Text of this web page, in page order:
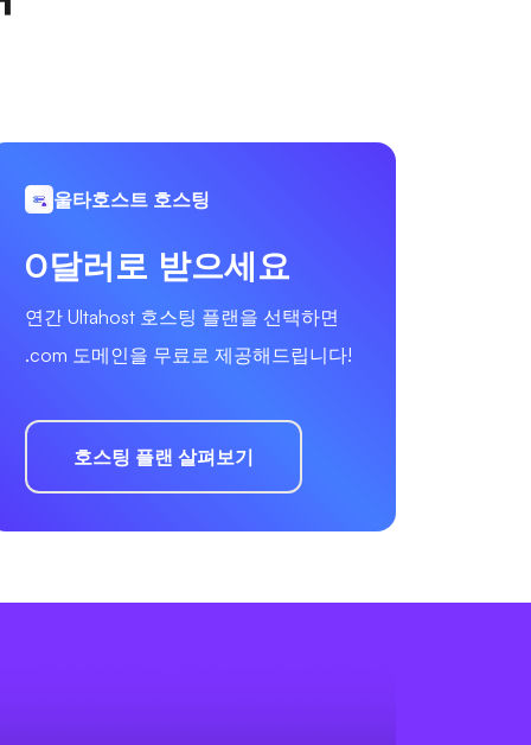
울타호스트 호스팅
0달러로 받으세요
연간 Ultahost 호스팅 플랜을 선택하면
.com 도메인을 무료로 제공해드립니다!
호스팅 플랜 살펴보기